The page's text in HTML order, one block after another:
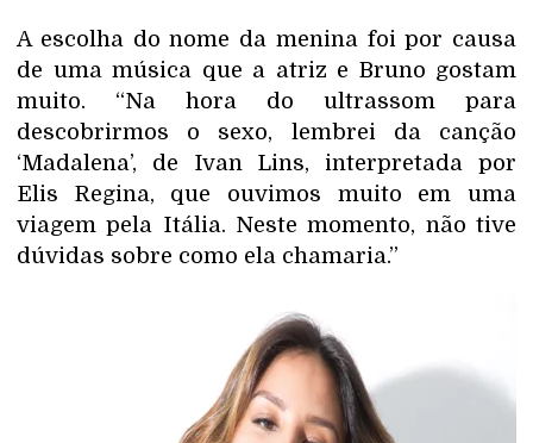
A escolha do nome da menina foi por causa
de uma música que a atriz e Bruno gostam
muito. “Na hora do ultrassom para
descobrirmos o sexo, lembrei da canção
‘Madalena’, de Ivan Lins, interpretada por
Elis Regina, que ouvimos muito em uma
viagem pela Itália. Neste momento, não tive
dúvidas sobre como ela chamaria.”